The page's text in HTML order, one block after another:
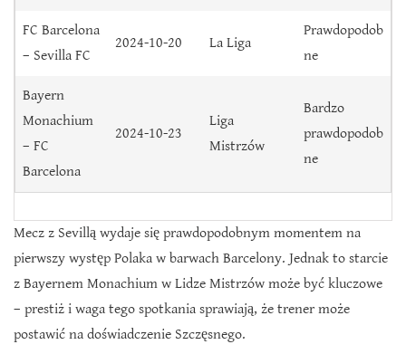
FC Barcelona
– Sevilla FC
2024-10-20 La Liga
Prawdopodob
ne
Bayern
Monachium
– FC
Barcelona
2024-10-23
Liga
Mistrzów
Bardzo
prawdopodob
ne
Mecz z Sevillą wydaje się prawdopodobnym momentem na
pierwszy występ Polaka w barwach Barcelony. Jednak to starcie
z Bayernem Monachium w Lidze Mistrzów może być kluczowe
– prestiż i waga tego spotkania sprawiają, że trener może
postawić na doświadczenie Szczęsnego.